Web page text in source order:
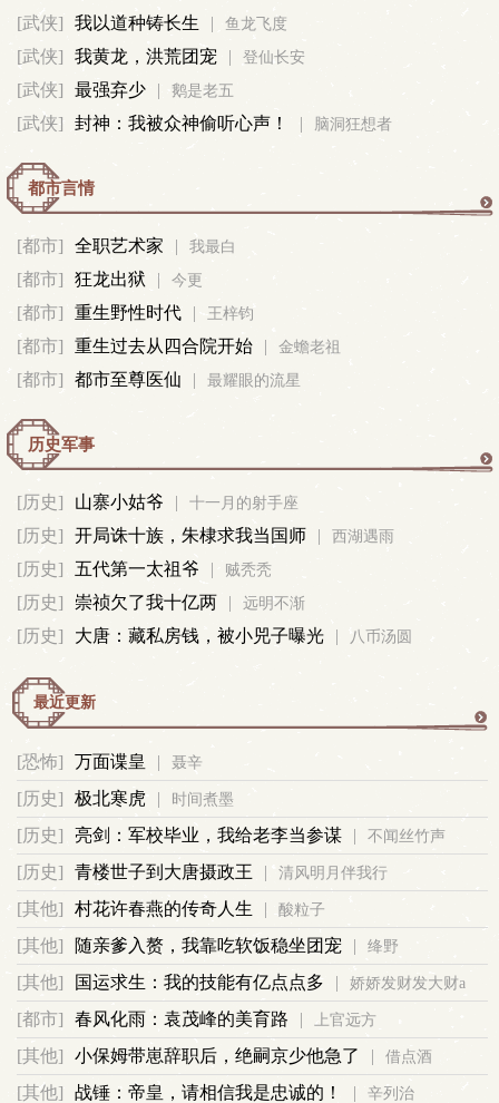
[武侠] 我以道种铸长生 | 鱼龙飞度
[武侠] 我黄龙，洪荒团宠 | 登仙长安
[武侠] 最强弃少 | 鹅是老五
[武侠] 封神：我被众神偷听心声！ | 脑洞狂想者
都市言情
[都市] 全职艺术家 | 我最白
[都市] 狂龙出狱 | 今更
[都市] 重生野性时代 | 王梓钧
[都市] 重生过去从四合院开始 | 金蟾老祖
[都市] 都市至尊医仙 | 最耀眼的流星
历史军事
[历史] 山寨小姑爷 | 十一月的射手座
[历史] 开局诛十族，朱棣求我当国师 | 西湖遇雨
[历史] 五代第一太祖爷 | 贼秃秃
[历史] 崇祯欠了我十亿两 | 远明不渐
[历史] 大唐：藏私房钱，被小兕子曝光 | 八币汤圆
最近更新
[恐怖] 万面谍皇 | 聂辛
[历史] 极北寒虎 | 时间煮墨
[历史] 亮剑：军校毕业，我给老李当参谋 | 不闻丝竹声
[历史] 青楼世子到大唐摄政王 | 清风明月伴我行
[其他] 村花许春燕的传奇人生 | 酸粒子
[其他] 随亲爹入赘，我靠吃软饭稳坐团宠 | 绛野
[其他] 国运求生：我的技能有亿点点多 | 娇娇发财发大财a
[都市] 春风化雨：袁茂峰的美育路 | 上官远方
[其他] 小保姆带崽辞职后，绝嗣京少他急了 | 借点酒
[其他] 战锤：帝皇，请相信我是忠诚的！ | 辛列治